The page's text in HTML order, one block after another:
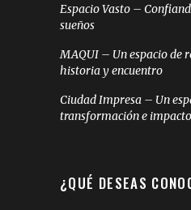
Espacio Vasto –
sueños
MAQUI – Un espacio de
historia y encuentro
Ciudad Impresa – Un
transformación e
¿QUÉ DESEAS